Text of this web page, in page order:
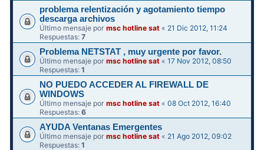
problema relentización y agotamiento tiempo
descarga archivos
Último mensaje pormsc hotline sat « 21 Dic 2012, 11:24
Respuestas:7
Problema NETSTAT , muy urgente por favor.
Último mensaje pormsc hotline sat «17 Nov 2012, 08:50
Respuestas:1
NO PUEDO ACCEDER AL FIREWALL DE
WINDOWS
Último mensaje pormsc hotline sat «08 Oct 2012, 16:40
Respuestas:6
AYUDA Ventanas Emergentes
Último mensaje pormsc hotline sat « 21 Ago 2012, 09:02
Respuestas:1